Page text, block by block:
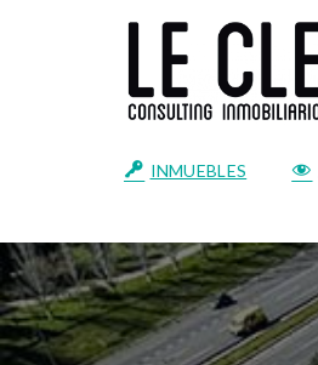
INMUEBLES